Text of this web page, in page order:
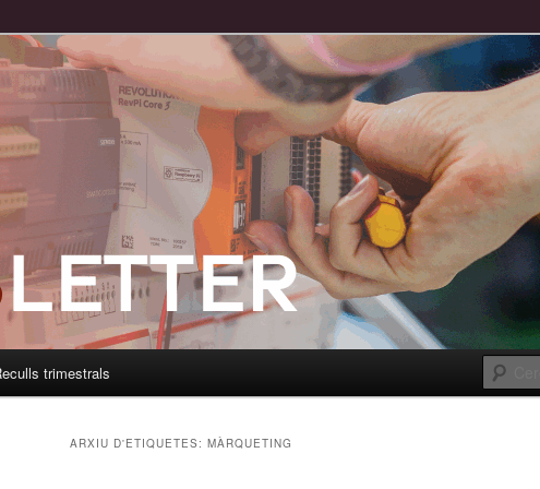
trimestrals
ARXIU D'ETIQUETES: MÀRQUETING